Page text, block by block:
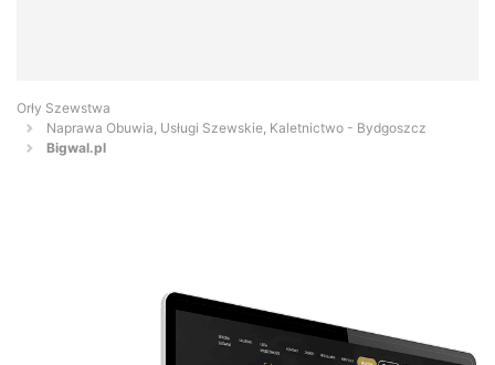
Orły Szewstwa
Naprawa Obuwia, Usługi Szewskie, Kaletnictwo - Bydgoszcz
Bigwal.pl